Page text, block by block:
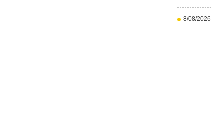
8/08/2026